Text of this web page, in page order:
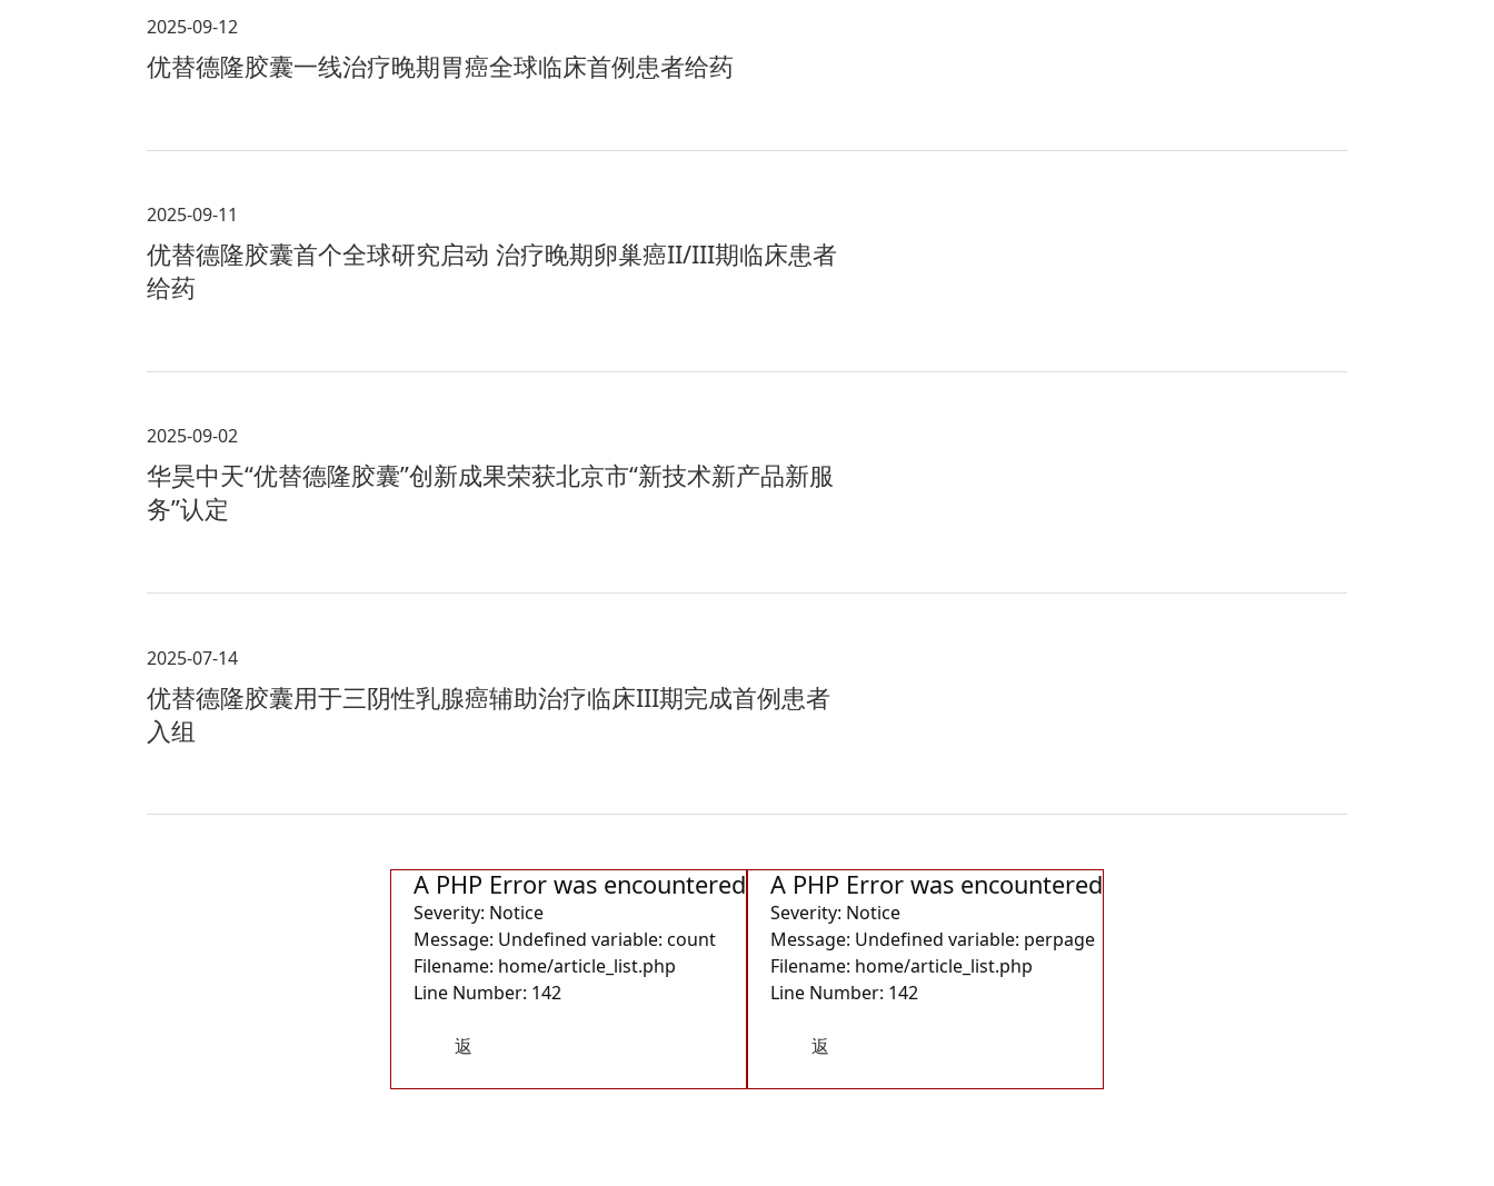
2025-09-12
优替德隆胶囊一线治疗晚期胃癌全球临床首例患者给药
2025-09-11
优替德隆胶囊首个全球研究启动 治疗晚期卵巢癌II/III期临床患者
给药
2025-09-02
华昊中天“优替德隆胶囊”创新成果荣获北京市“新技术新产品新服
务”认定
2025-07-14
优替德隆胶囊用于三阴性乳腺癌辅助治疗临床III期完成首例患者
入组
A PHP Error was encountered
Severity: Notice
Message: Undefined variable: count
Filename: home/article_list.php
Line Number: 142
返
回首
A PHP Error was encountered
Severity: Notice
Message: Undefined variable: perpage
Filename: home/article_list.php
Line Number: 142
返
回首